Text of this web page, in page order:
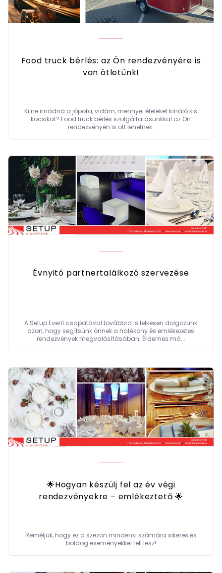
Food truck bérlés: az Ön rendezvényére is
van ötletünk!
Ki ne imádná a jópofa, vidám, mennyei ételeket kínáló kis
kocsikat? Food truck bérlés szolgáltatásunkkal az Ön
rendezvényén is ott lehetnek.
Évnyitó partnertalálkozó szervezése
A Setup Event csapatával továbbra is lelkesen dolgozunk
azon, hogy segítsünk önnek a hatékony és emlékezetes
rendezvények megvalósításában. Érdemes má...
🌟Hogyan készülj fel az év végi
rendezvényekre – emlékeztető 🌟
Reméljük, hogy ez a szezon mindenki számára sikeres és
boldog eseményekkel teli lesz!